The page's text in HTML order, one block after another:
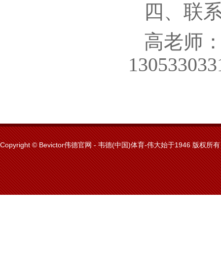
四、联
高老师
Copyright © Bevictor伟德官网 - 韦德(中国)体育-伟大始于1946 版权所有